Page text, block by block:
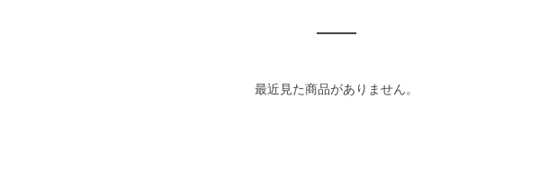
最近見た商品がありません。